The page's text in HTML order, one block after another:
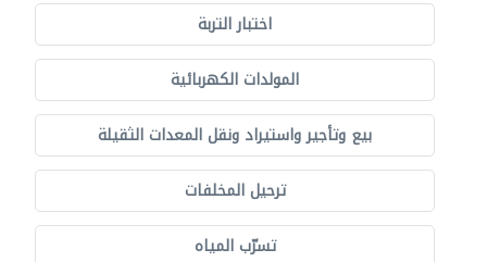
اختبار التربة
المولدات الكهربائية
بيع وتأجير واستيراد ونقل المعدات الثقيلة
ترحيل المخلفات
تسرّب المياه